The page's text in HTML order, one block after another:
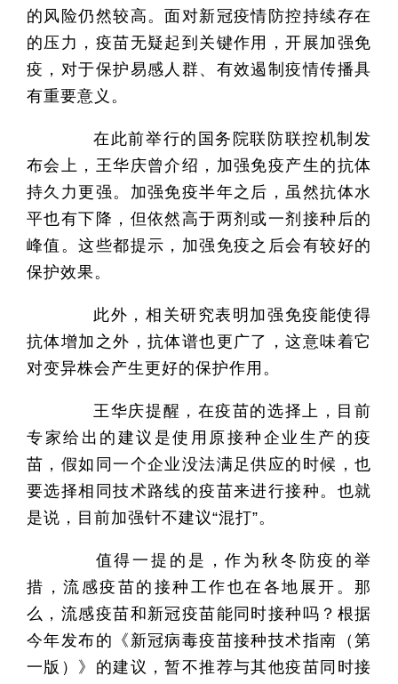
的风险仍然较高。面对新冠疫情防控持续存在
的压力，疫苗无疑起到关键作用，开展加强免
疫，对于保护易感人群、有效遏制疫情传播具
有重要意义。
在此前举行的国务院联防联控机制发
布会上，王华庆曾介绍，加强免疫产生的抗体
持久力更强。加强免疫半年之后，虽然抗体水
平也有下降，但依然高于两剂或一剂接种后的
峰值。这些都提示，加强免疫之后会有较好的
保护效果。
此外，相关研究表明加强免疫能使得
抗体增加之外，抗体谱也更广了，这意味着它
对变异株会产生更好的保护作用。
王华庆提醒，在疫苗的选择上，目前
专家给出的建议是使用原接种企业生产的疫
苗，假如同一个企业没法满足供应的时候，也
要选择相同技术路线的疫苗来进行接种。也就
是说，目前加强针不建议“混打”。
值得一提的是，作为秋冬防疫的举
措，流感疫苗的接种工作也在各地展开。那
么，流感疫苗和新冠疫苗能同时接种吗？根据
今年发布的《新冠病毒疫苗接种技术指南（第
一版）》的建议，暂不推荐与其他疫苗同时接